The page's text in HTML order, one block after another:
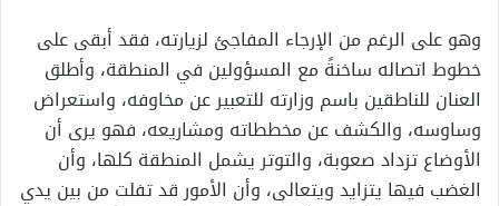
وهوعلى الرغم من الإرجاء المفاجئ لزيارته، فقدأبقى على
خطوط اتصاله ساخنةًمع المسؤولين في المنطقة، وأطلق
العنان للناطقين باسم وزارته للتعبير عن مخاوفه، واستعراض
وساوسه، والكشف عن مخططاته ومشاريعه، فهو يرى أن
الأوضاع تزداد صعوبة، والتوتر يشمل المنطقة كلها، وأن
الغضب فيها يتزايد ويتعالى، وأن الأمور قد تفلت من بين يدي